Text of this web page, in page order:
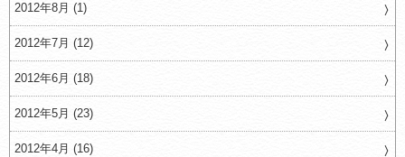
2012年8月 (1)
2012年7月 (12)
2012年6月 (18)
2012年5月 (23)
2012年4月 (16)